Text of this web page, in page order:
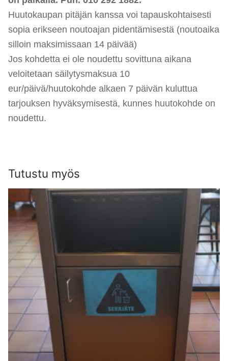
Huutokaupan pitäjän kanssa voi tapauskohtaisesti
sopia erikseen noutoajan pidentämisestä (noutoaika
si lloin maksimissaan 14 päivää)
Jos kohdetta ei ole noudettu sovittuna aikana
veloitetaan säilytysmaksua 10
eur/päivä/huutokohde alkaen 7 päivän kuluttua
tarjouksen hyväksymisestä, kunnes huutokohde on
noudettu.
Tutustu myös